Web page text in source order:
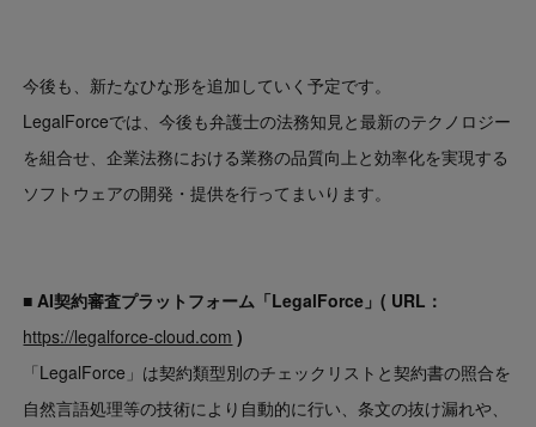
今後も、新たなひな形を追加していく予定です。
LegalForceでは、今後も弁護士の法務知見と最新のテクノロジー
を組合せ、企業法務における業務の品質向上と効率化を実現する
ソフトウェアの開発・提供を行ってまいります。
■ AI契約審査プラットフォーム「LegalForce」( URL：
https://legalforce-cloud.com )
「LegalForce」は契約類型別のチェックリストと契約書の照合を
自然言語処理等の技術により自動的に行い、条文の抜け漏れや、